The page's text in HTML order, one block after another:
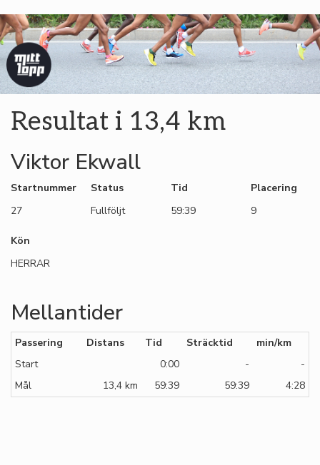
Resultat i 13,4 km
Viktor Ekwall
Startnummer
27
Status
Fullföljt
Tid
59:39
Placering
9
Kön
HERRAR
Mellantider
Passering Distans Tid Sträcktid
min/km
Start
0:00 -
-
Mål
13,4 km 59:39 59:39 4:28